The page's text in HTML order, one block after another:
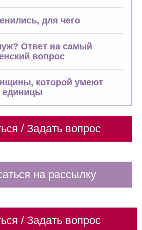
для чего
Ответ на самый
вопрос
которой умеют
единицы
/ Задать вопрос
на рассылку
/ Задать вопрос